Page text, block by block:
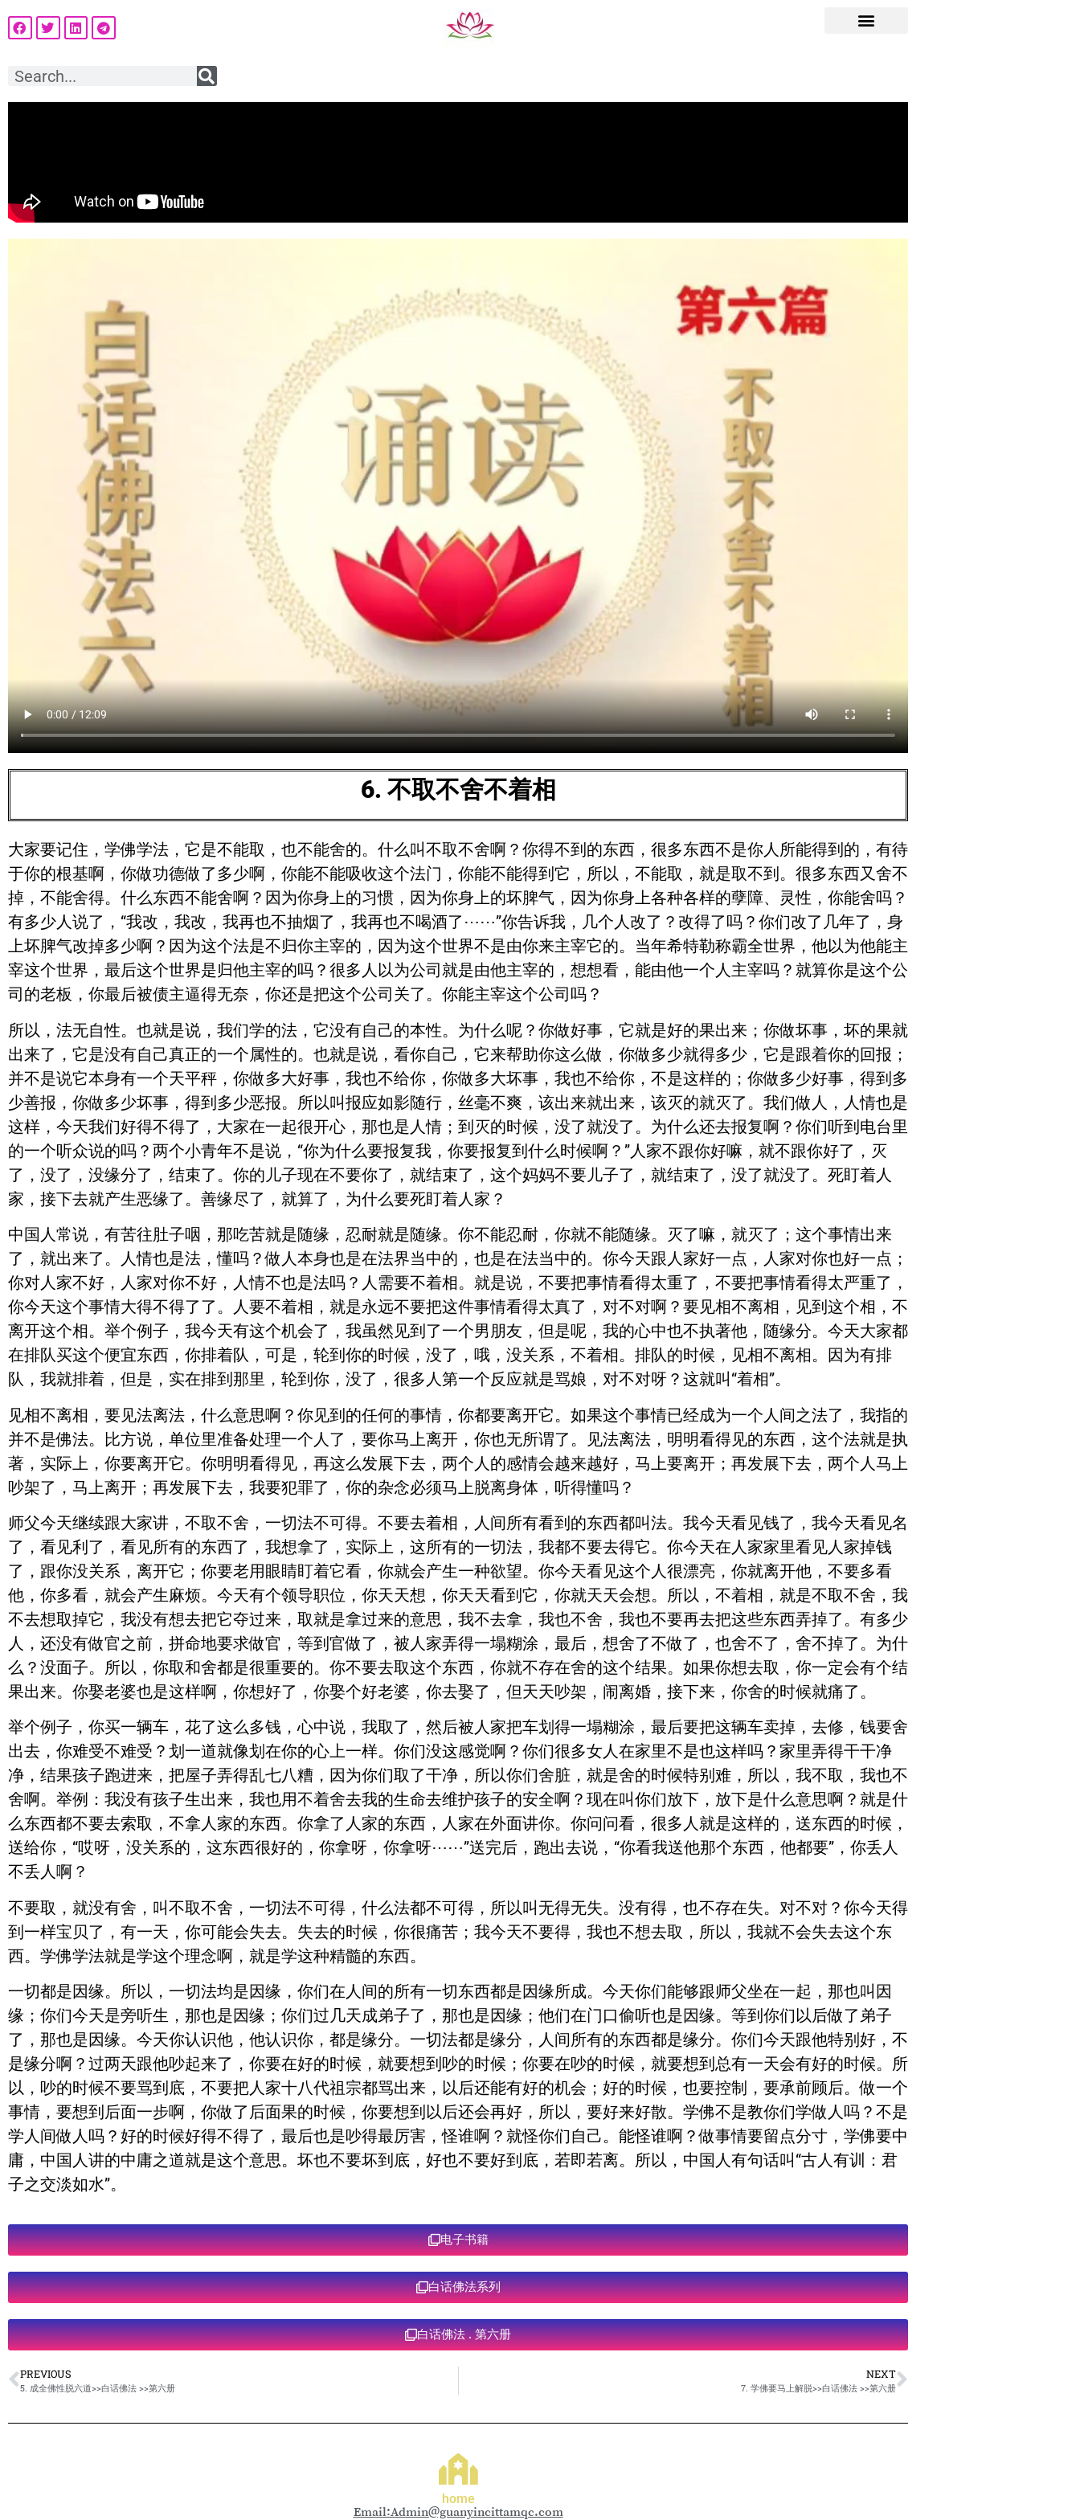
6. 不取不舍不着相
大家要记住，学佛学法，它是不能取，也不能舍的。什么叫不取不舍啊？你得不到的东西，很多东西不是你人所能得到的，有待
于你的根基啊，你做功德做了多少啊，你能不能吸收这个法门，你能不能得到它，所以，不能取，就是取不到。很多东西又舍不
掉，不能舍得。什么东西不能舍啊？因为你身上的习惯，因为你身上的坏脾气，因为你身上各种各样的孽障、灵性，你能舍吗？
有多少人说了，“我改，我改，我再也不抽烟了，我再也不喝酒了⋯⋯”你告诉我，几个人改了？改得了吗？你们改了几年了，身
上坏脾气改掉多少啊？因为这个法是不归你主宰的，因为这个世界不是由你来主宰它的。当年希特勒称霸全世界，他以为他能主
宰这个世界，最后这个世界是归他主宰的吗？很多人以为公司就是由他主宰的，想想看，能由他一个人主宰吗？就算你是这个公
司的老板，你最后被债主逼得无奈，你还是把这个公司关了。你能主宰这个公司吗？
所以，法无自性。也就是说，我们学的法，它没有自己的本性。为什么呢？你做好事，它就是好的果出来；你做坏事，坏的果就
出来了，它是没有自己真正的一个属性的。也就是说，看你自己，它来帮助你这么做，你做多少就得多少，它是跟着你的回报；
并不是说它本身有一个天平秤，你做多大好事，我也不给你，你做多大坏事，我也不给你，不是这样的；你做多少好事，得到多
少善报，你做多少坏事，得到多少恶报。所以叫报应如影随行，丝毫不爽，该出来就出来，该灭的就灭了。我们做人，人情也是
这样，今天我们好得不得了，大家在一起很开心，那也是人情；到灭的时候，没了就没了。为什么还去报复啊？你们听到电台里
的一个听众说的吗？两个小青年不是说，“你为什么要报复我，你要报复到什么时候啊？”人家不跟你好嘛，就不跟你好了，灭
了，没了，没缘分了，结束了。你的儿子现在不要你了，就结束了，这个妈妈不要儿子了，就结束了，没了就没了。死盯着人
家，接下去就产生恶缘了。善缘尽了，就算了，为什么要死盯着人家？
中国人常说，有苦往肚子咽，那吃苦就是随缘，忍耐就是随缘。你不能忍耐，你就不能随缘。灭了嘛，就灭了；这个事情出来
了，就出来了。人情也是法，懂吗？做人本身也是在法界当中的，也是在法当中的。你今天跟人家好一点，人家对你也好一点；
你对人家不好，人家对你不好，人情不也是法吗？人需要不着相。就是说，不要把事情看得太重了，不要把事情看得太严重了，
你今天这个事情大得不得了了。人要不着相，就是永远不要把这件事情看得太真了，对不对啊？要见相不离相，见到这个相，不
离开这个相。举个例子，我今天有这个机会了，我虽然见到了一个男朋友，但是呢，我的心中也不执著他，随缘分。今天大家都
在排队买这个便宜东西，你排着队，可是，轮到你的时候，没了，哦，没关系，不着相。排队的时候，见相不离相。因为有排
队，我就排着，但是，实在排到那里，轮到你，没了，很多人第一个反应就是骂娘，对不对呀？这就叫“着相”。
见相不离相，要见法离法，什么意思啊？你见到的任何的事情，你都要离开它。如果这个事情已经成为一个人间之法了，我指的
并不是佛法。比方说，单位里准备处理一个人了，要你马上离开，你也无所谓了。见法离法，明明看得见的东西，这个法就是执
著，实际上，你要离开它。你明明看得见，再这么发展下去，两个人的感情会越来越好，马上要离开；再发展下去，两个人马上
吵架了，马上离开；再发展下去，我要犯罪了，你的杂念必须马上脱离身体，听得懂吗？
师父今天继续跟大家讲，不取不舍，一切法不可得。不要去着相，人间所有看到的东西都叫法。我今天看见钱了，我今天看见名
了，看见利了，看见所有的东西了，我想拿了，实际上，这所有的一切法，我都不要去得它。你今天在人家家里看见人家掉钱
了，跟你没关系，离开它；你要老用眼睛盯着它看，你就会产生一种欲望。你今天看见这个人很漂亮，你就离开他，不要多看
他，你多看，就会产生麻烦。今天有个领导职位，你天天想，你天天看到它，你就天天会想。所以，不着相，就是不取不舍，我
不去想取掉它，我没有想去把它夺过来，取就是拿过来的意思，我不去拿，我也不舍，我也不要再去把这些东西弄掉了。有多少
人，还没有做官之前，拼命地要求做官，等到官做了，被人家弄得一塌糊涂，最后，想舍了不做了，也舍不了，舍不掉了。为什
么？没面子。所以，你取和舍都是很重要的。你不要去取这个东西，你就不存在舍的这个结果。如果你想去取，你一定会有个结
果出来。你娶老婆也是这样啊，你想好了，你娶个好老婆，你去娶了，但天天吵架，闹离婚，接下来，你舍的时候就痛了。
举个例子，你买一辆车，花了这么多钱，心中说，我取了，然后被人家把车划得一塌糊涂，最后要把这辆车卖掉，去修，钱要舍
出去，你难受不难受？划一道就像划在你的心上一样。你们没这感觉啊？你们很多女人在家里不是也这样吗？家里弄得干干净
净，结果孩子跑进来，把屋子弄得乱七八糟，因为你们取了干净，所以你们舍脏，就是舍的时候特别难，所以，我不取，我也不
舍啊。举例：我没有孩子生出来，我也用不着舍去我的生命去维护孩子的安全啊？现在叫你们放下，放下是什么意思啊？就是什
么东西都不要去索取，不拿人家的东西。你拿了人家的东西，人家在外面讲你。你问问看，很多人就是这样的，送东西的时候，
送给你，“哎呀，没关系的，这东西很好的，你拿呀，你拿呀⋯⋯”送完后，跑出去说，“你看我送他那个东西，他都要”，你丢人
不丢人啊？
不要取，就没有舍，叫不取不舍，一切法不可得，什么法都不可得，所以叫无得无失。没有得，也不存在失。对不对？你今天得
到一样宝贝了，有一天，你可能会失去。失去的时候，你很痛苦；我今天不要得，我也不想去取，所以，我就不会失去这个东
西。学佛学法就是学这个理念啊，就是学这种精髓的东西。
一切都是因缘。所以，一切法均是因缘，你们在人间的所有一切东西都是因缘所成。今天你们能够跟师父坐在一起，那也叫因
缘；你们今天是旁听生，那也是因缘；你们过几天成弟子了，那也是因缘；他们在门口偷听也是因缘。等到你们以后做了弟子
了，那也是因缘。今天你认识他，他认识你，都是缘分。一切法都是缘分，人间所有的东西都是缘分。你们今天跟他特别好，不
是缘分啊？过两天跟他吵起来了，你要在好的时候，就要想到吵的时候；你要在吵的时候，就要想到总有一天会有好的时候。所
以，吵的时候不要骂到底，不要把人家十八代祖宗都骂出来，以后还能有好的机会；好的时候，也要控制，要承前顾后。做一个
事情，要想到后面一步啊，你做了后面果的时候，你要想到以后还会再好，所以，要好来好散。学佛不是教你们学做人吗？不是
学人间做人吗？好的时候好得不得了，最后也是吵得最厉害，怪谁啊？就怪你们自己。能怪谁啊？做事情要留点分寸，学佛要中
庸，中国人讲的中庸之道就是这个意思。坏也不要坏到底，好也不要好到底，若即若离。所以，中国人有句话叫“古人有训：君
子之交淡如水”。
电子书籍
白话佛法系列
白话佛法 . 第六册
PREVIOUS
5. 成全佛性脱六道>>白话佛法 >>第六册
NEXT
7. 学佛要马上解脱>>白话佛法 >>第六册
home
Email:Admin@guanyincittamqc.com